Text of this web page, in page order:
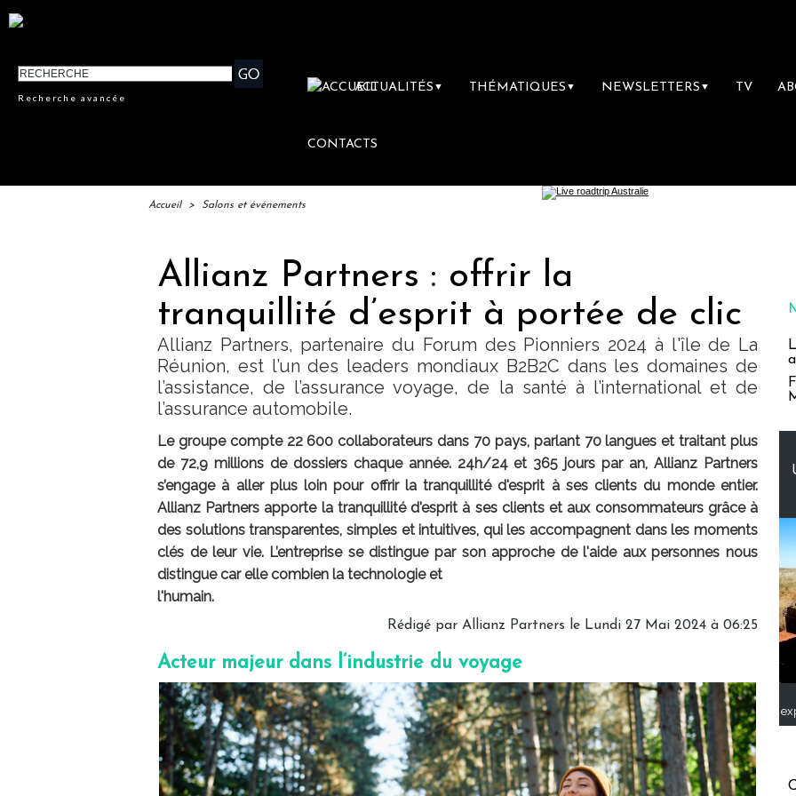
Recherche avancée
ACTUALITÉS ▼ THÉMATIQUES ▼ NEWSLETTERS ▼ TV
CONTACTS
Accueil > Salons et événements
Allianz Partners : offrir la
tranquillité d’esprit à portée de clic
Allianz Partners, partenaire du Forum des Pionniers 2024 à l'île de La
Réunion, est l’un des leaders mondiaux B2B2C dans les domaines de
l’assistance, de l’assurance voyage, de la santé à l’international et de
l’assurance automobile.
Le groupe compte 22 600 collaborateurs dans 70 pays, parlant 70 langues et traitant plus
de 72,9 millions de dossiers chaque année. 24h/24 et 365 jours par an, Allianz Partners
s’engage à aller plus loin pour offrir la tranquillité d'esprit à ses clients du monde entier.
Allianz Partners apporte la tranquillité d'esprit à ses clients et aux consommateurs grâce à
des solutions transparentes, simples et intuitives, qui les accompagnent dans les moments
clés de leur vie. L’entreprise se distingue par son approche de l'aide aux personnes nous
distingue car elle combien la technologie et
l'humain.
Rédigé par Allianz Partners le Lundi 27 Mai 2024 à 06:25
Acteur majeur dans l’industrie du voyage